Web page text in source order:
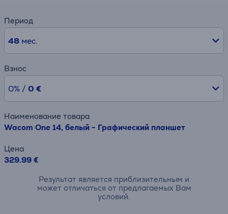
Период
48мес.
Взнос
0% / 0 €
Наименование товара
Wacom One 14, белый - Графический планшет
Цена
329.99 €
Результат является приблизительным и
может отличаться от предлагаемых Вам
условий.